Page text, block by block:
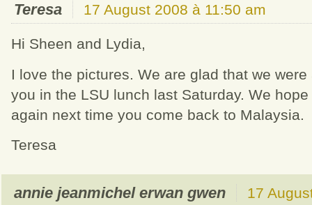
Teresa 17 August 2008 à 11:50 am
Hi Sheen and Lydia,
I love the pictures. We are glad that we
you in the LSU lunch last Saturday. We
again next time you come back to Malaysia.
Teresa
annie jeanmichel erwan gwen
17